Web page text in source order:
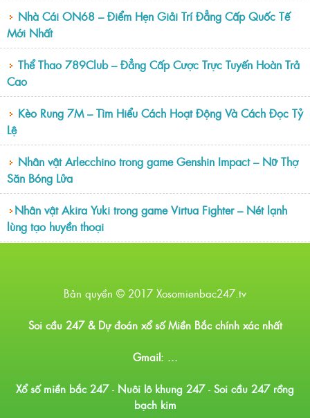
Nhà Cái ON68 – Điểm Hẹn Giải Trí Đẳng Cấp Quốc Tế
Mới Nhất
Thể Thao 789Club – Đẳng Cấp Cược Trực Tuyến Hoàn Trả
Cao
Kèo Rung 7M – Tìm Hiểu Cách Hoạt Động Và Cách Đọc Tỷ
Lệ
Nhân vật Arlecchino trong game Genshin Impact – Nữ Thợ
Săn Bóng Lửa
​​Nhân vật Akira Yuki trong game Virtua Fighter – Nét lạnh
lùng tạo huyền thoại
Bản quyền © 2017 Xosomienbac247.tv
Soi cầu 247 & Dự đoán xổ số Miền Bắc chính xác nhất
Gmail: ...
Xổ số miền bắc 247- Nuôi lô khung 247- Soi cầu 247 rồng
bạch kim